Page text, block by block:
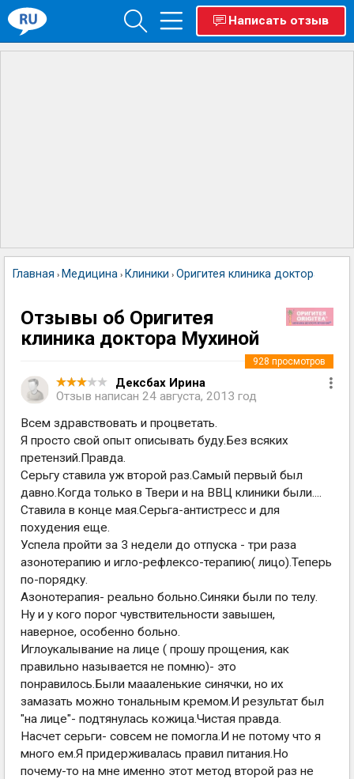
Написать отзыв
Главная › Медицина › Клиники › Оригитея клиника доктора
Отзывы об Оригитея
клиника доктора Мухиной
Дексбах Ирина
Отзыв написан 24 августа, 2013 год
928 просмотров
Всем здравствовать и процветать.
Я просто свой опыт описывать буду.Без всяких
претензий.Правда.
Серьгу ставила уж второй раз.Самый первый был
давно.Когда только в Твери и на ВВЦ клиники были....
Ставила в конце мая.Серьга-антистресс и для
похудения еще.
Успела пройти за 3 недели до отпуска - три раза
азонотерапию и игло-рефлексо-терапию( лицо).Теперь
по-порядку.
Азонотерапия- реально больно.Синяки были по телу.
Ну и у кого порог чувствительности завышен,
наверное, особенно больно.
Иглоукалывание на лице ( прошу прощения, как
правильно называется не помню)- это
понравилось.Были маааленькие синячки, но их
замазать можно тональным кремом.И результат был
"на лице"- подтянулась кожица.Чистая правда.
Насчет серьги- совсем не помогла.И не потому что я
много ем.Я придерживалась правил питания.Но
почему-то на мне именно этот метод второй раз не